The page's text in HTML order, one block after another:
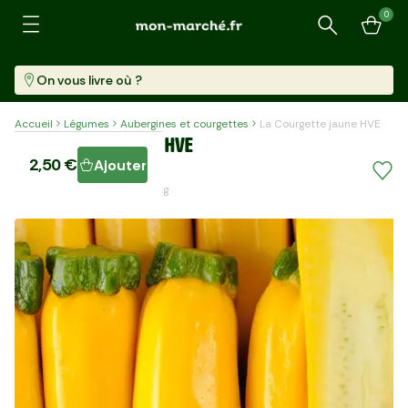
Recherche
0
On vous livre où ?
Accueil Légumes Aubergines et courgettes La Courgette jaune HVE
La Courgette jaune HVE
4,99 €/kg
2,50 € Ajouter